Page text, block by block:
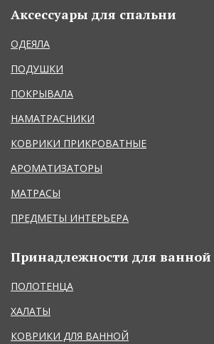
Аксессуары для спальни
ОДЕЯЛА
ПОДУШКИ
ПОКРЫВАЛА
НАМАТРАСНИКИ
КОВРИКИ ПРИКРОВАТНЫЕ
АРОМАТИЗАТОРЫ
МАТРАСЫ
ПРЕДМЕТЫ ИНТЕРЬЕРА
Принадлежности для
ПОЛОТЕНЦА
ХАЛАТЫ
КОВРИКИ ДЛЯ ВАННОЙ